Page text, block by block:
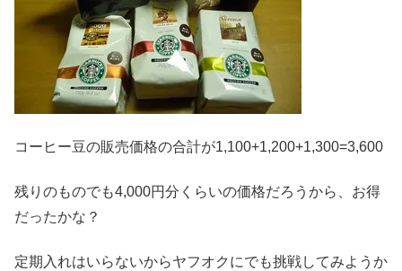
コーヒー豆の販売価格の合計が1,100+1,200+1,300=3,600
残りのものでも4,000円分くらいの価格だろうから、お得
だったかな？
定期入れはいらないからヤフオクにでも挑戦してみようか